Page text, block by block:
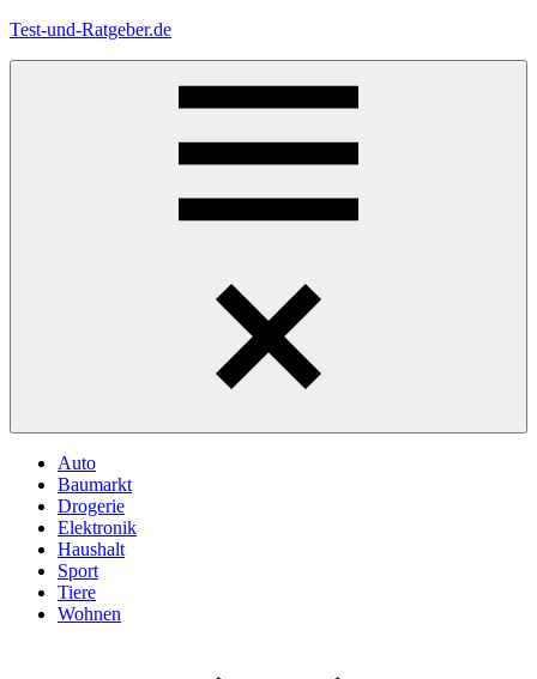
Zum
Test-und-Ratgeber.de
Auto
Baumarkt
Drogerie
Elektronik
Haushalt
Sport
Tiere
Wohnen